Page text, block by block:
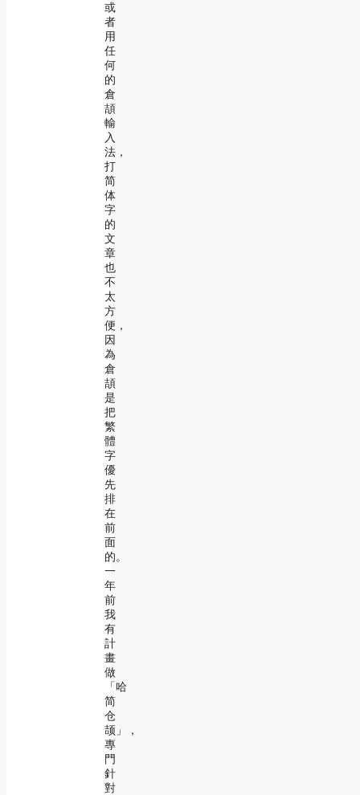
或
者
用
任
何
的
倉
頡
輸
入
法，
打
简
体
字
的
文
章
也
不
太
方
便，
因
為
倉
頡
是
把
繁
體
字
優
先
排
在
前
面
的。
一
年
前
我
有
計
畫
做
「哈
简
仓
颉」，
專
門
針
對